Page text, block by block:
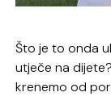
Što je to onda
utječe na
krenemo od